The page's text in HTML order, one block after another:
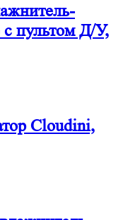
пультом Д/У,
Cloudini,